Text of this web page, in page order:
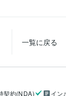
一覧に戻る
契約(NDA) イン